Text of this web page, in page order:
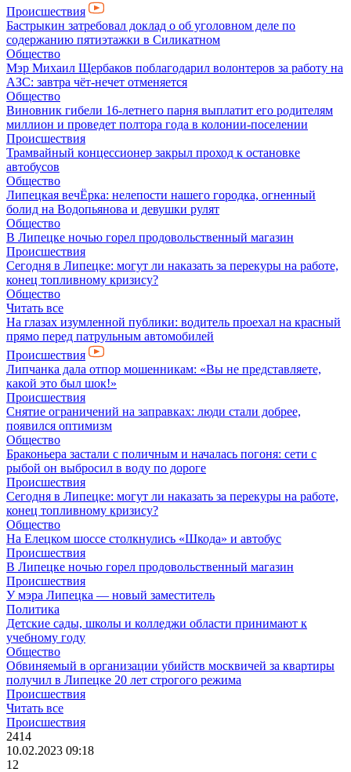
Происшествия
Бастрыкин затребовал доклад о об уголовном деле по
содержанию пятиэтажки в Силикатном
Общество
Мэр Михаил Щербаков поблагодарил волонтеров за работу на
АЗС: завтра чёт-нечет отменяется
Общество
Виновник гибели 16-летнего парня выплатит его родителям
миллион и проведет полтора года в колонии-поселении
Происшествия
Трамвайный концессионер закрыл проход к остановке
автобусов
Общество
Липецкая вечЁрка: нелепости нашего городка, огненный
болид на Водопьянова и девушки рулят
Общество
В Липецке ночью горел продовольственный магазин
Происшествия
Сегодня в Липецке: могут ли наказать за перекуры на работе,
конец топливному кризису?
Общество
Читать все
На глазах изумленной публики: водитель проехал на красный
прямо перед патрульным автомобилей
Происшествия
Липчанка дала отпор мошенникам: «Вы не представляете,
какой это был шок!»
Происшествия
Снятие ограничений на заправках: люди стали добрее,
появился оптимизм
Общество
Браконьера застали с поличным и началась погоня: сети с
рыбой он выбросил в воду по дороге
Происшествия
Сегодня в Липецке: могут ли наказать за перекуры на работе,
конец топливному кризису?
Общество
На Елецком шоссе столкнулись «Шкода» и автобус
Происшествия
В Липецке ночью горел продовольственный магазин
Происшествия
У мэра Липецка — новый заместитель
Политика
Детские сады, школы и колледжи области принимают к
учебному году
Общество
Обвиняемый в организации убийств москвичей за квартиры
получил в Липецке 20 лет строгого режима
Происшествия
Читать все
Происшествия
2414
10.02.2023 09:18
12